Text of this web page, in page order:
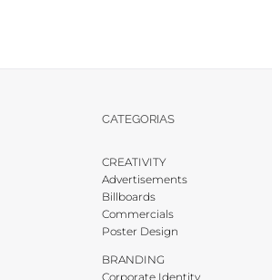
CATEGORIAS
CREATIVITY
Advertisements
Billboards
Commercials
Poster Design
BRANDING
Corporate Identity